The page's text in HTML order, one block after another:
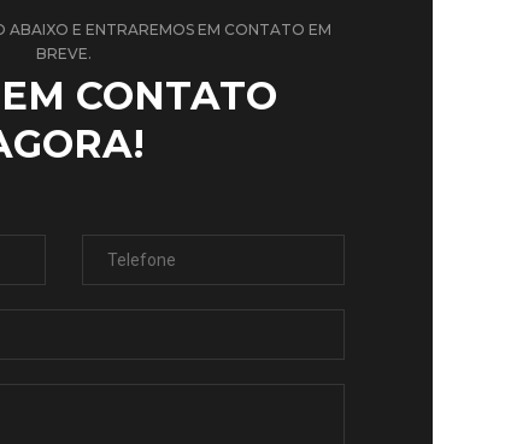
ABAIXO E ENTRAREMOS EM CONTATO EM
BREVE.
CONTATO